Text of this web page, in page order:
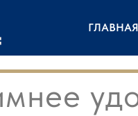
ГЛАВНАЯ